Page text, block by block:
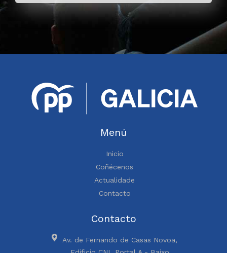
Menú
Inicio
Coñécenos
Actualidade
Contacto
Contacto
Av. de Fernando de Casas Novoa,